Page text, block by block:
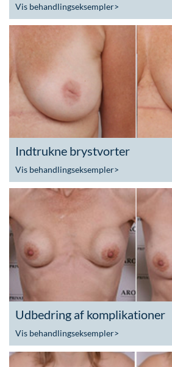
Vis behandlingseksempler>
Indtrukne brystvorter
Vis behandlingseksempler>
Udbedring af komplikationer
Vis behandlingseksempler>